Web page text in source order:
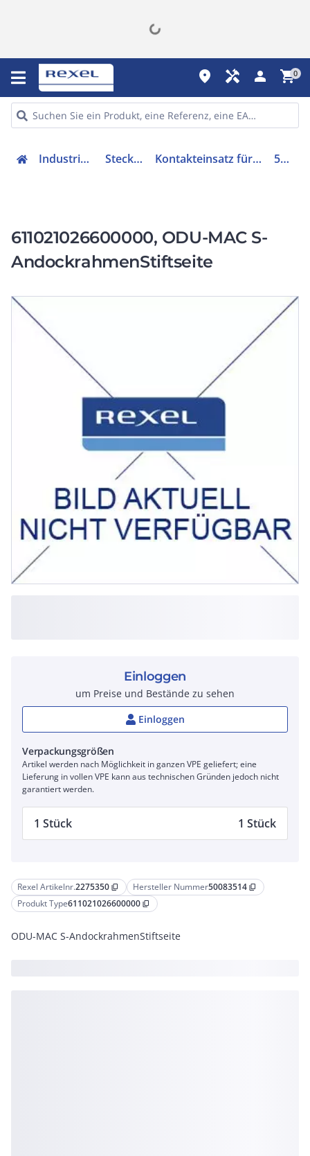
place handyman person shopping_cart0
Industriekomponenten Steckverbindung Kontakteinsatz für Rechtecksteckverbinder 50083514
611021026600000, ODU-MAC S-
AndockrahmenStiftseite
Rexel Artikelnr.2275350 content_copy Hersteller Nummer50083514 content_copy
Produkt Type611021026600000 content_copy
ODU-MAC S-AndockrahmenStiftseite
Einloggen
um Preise und Bestände zu sehen
Einloggen
Verpackungsgrößen
Artikel werden nach Möglichkeit in ganzen VPE geliefert; eine
Lieferung in vollen VPE kann aus technischen Gründen jedoch nicht
garantiert werden.
1 Stück 1 Stück